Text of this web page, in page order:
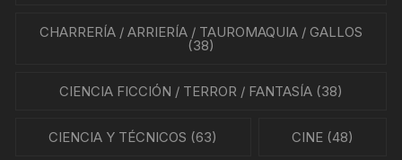
CHARRERÍA / ARRIERÍA / TAUROMAQUIA / GALLOS
(38)
CIENCIA FICCIÓN / TERROR / FANTASÍA(38)
CIENCIA Y TÉCNICOS (63) CINE(48)